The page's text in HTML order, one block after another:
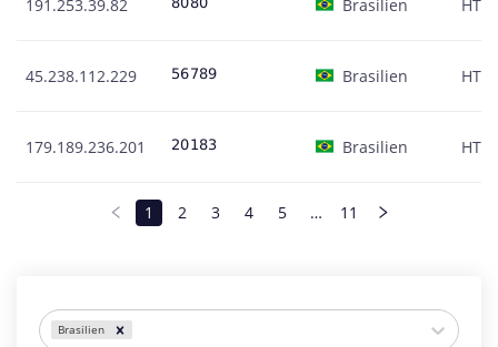
191.253.39.82 Brasilien
45.238.112.229 Brasilien HTTP
179.189.236.201 Brasilien HTTP
1 2 3 4 5 … 11
Brasilien